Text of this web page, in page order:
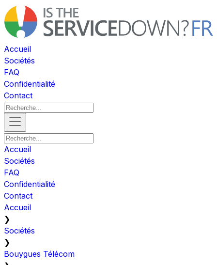
Accueil
Sociétés
FAQ
Confidentialité
Contact
Accueil
Sociétés
FAQ
Confidentialité
Contact
Accueil
❯
Sociétés
❯
Bouygues Télécom